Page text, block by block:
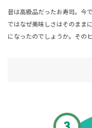
昔は高級品だったお寿司。今
ではなぜ美味しさはそのまま
になったのでしょうか。その